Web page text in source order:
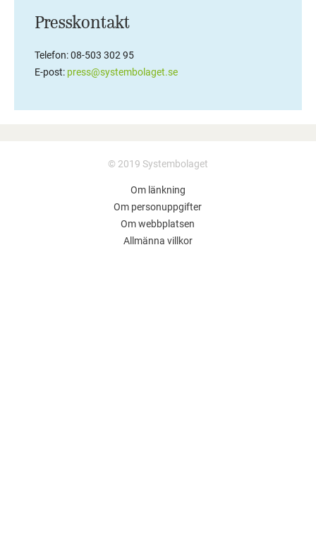
Presskontakt
Telefon: 08-503 302 95
E-post: press@systembolaget.se
© 2019 Systembolaget
Om länkning
Om personuppgifter
Om webbplatsen
Allmänna villkor